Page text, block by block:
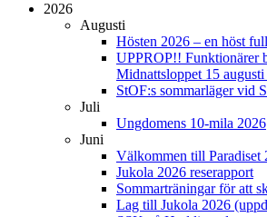
2026
Augusti
Hösten 2026 – en höst
UPPROP!! Funktionärer
Midnattsloppet 15
StOF:s sommarläger vid
Juli
Ungdomens 10-mila 2026
Juni
Välkommen till Paradiset
Jukola 2026 reserapport
Sommarträningar för att
Lag till Jukola 2026